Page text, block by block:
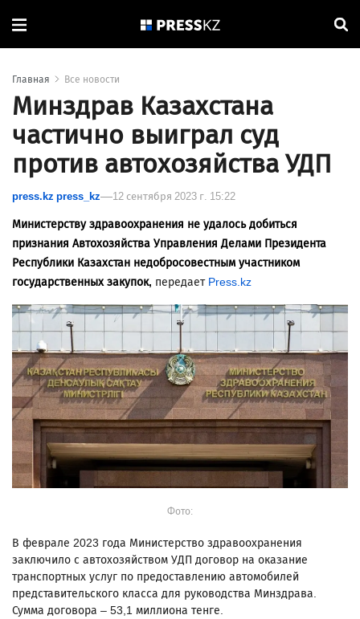
Главная Все новости
Минздрав Казахстана
частично выиграл суд
против автохозяйства УДП
press.kz press_kz 12 сентября 2023 г. 15:22
Министерству здравоохранения не удалось добиться
признания Автохозяйства Управления Делами Президента
Республики Казахстан недобросовестным участником
государственных закупок, передаетPress.kz
Фото:
В феврале 2023 года Министерство здравоохранения
заключило с автохозяйством УДП договор на оказание
транспортных услуг по предоставлению автомобилей
представительского класса для руководства Минздрава.
Сумма договора – 53,1 миллиона тенге.